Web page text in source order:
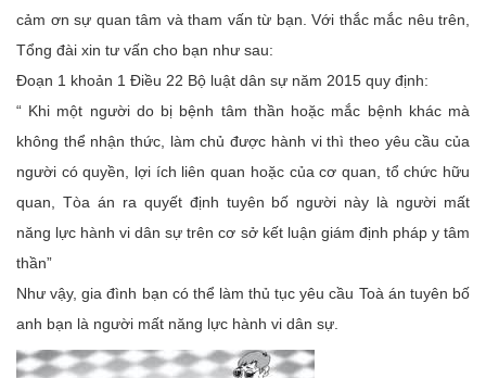
cảm ơn sự quan tâm và tham vấn từ bạn. Với thắc mắc nêu trên,
Tổng đài xin tư vấn cho bạn như sau:
Đoạn 1 khoản 1 Điều 22 Bộ luật dân sự năm 2015 quy định:
“ Khi một người do bị bệnh tâm thần hoặc mắc bệnh khác mà
không thể nhận thức, làm chủ được hành vi thì theo yêu cầu của
người có quyền, lợi ích liên quan hoặc của cơ quan, tổ chức hữu
quan, Tòa án ra quyết định tuyên bố người này là người mất
năng lực hành vi dân sự trên cơ sở kết luận giám định pháp y tâm
thần”
Như vậy, gia đình bạn có thể làm thủ tục yêu cầu Toà án tuyên bố
anh bạn là người mất năng lực hành vi dân sự.